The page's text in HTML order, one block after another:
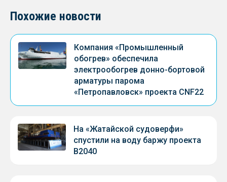
Похожие новости
Компания «Промышленный
обогрев» обеспечила
электрообогрев донно-бортовой
арматуры парома
«Петропавловск» проекта CNF22
На «Жатайской судоверфи»
спустили на воду баржу проекта
В2040